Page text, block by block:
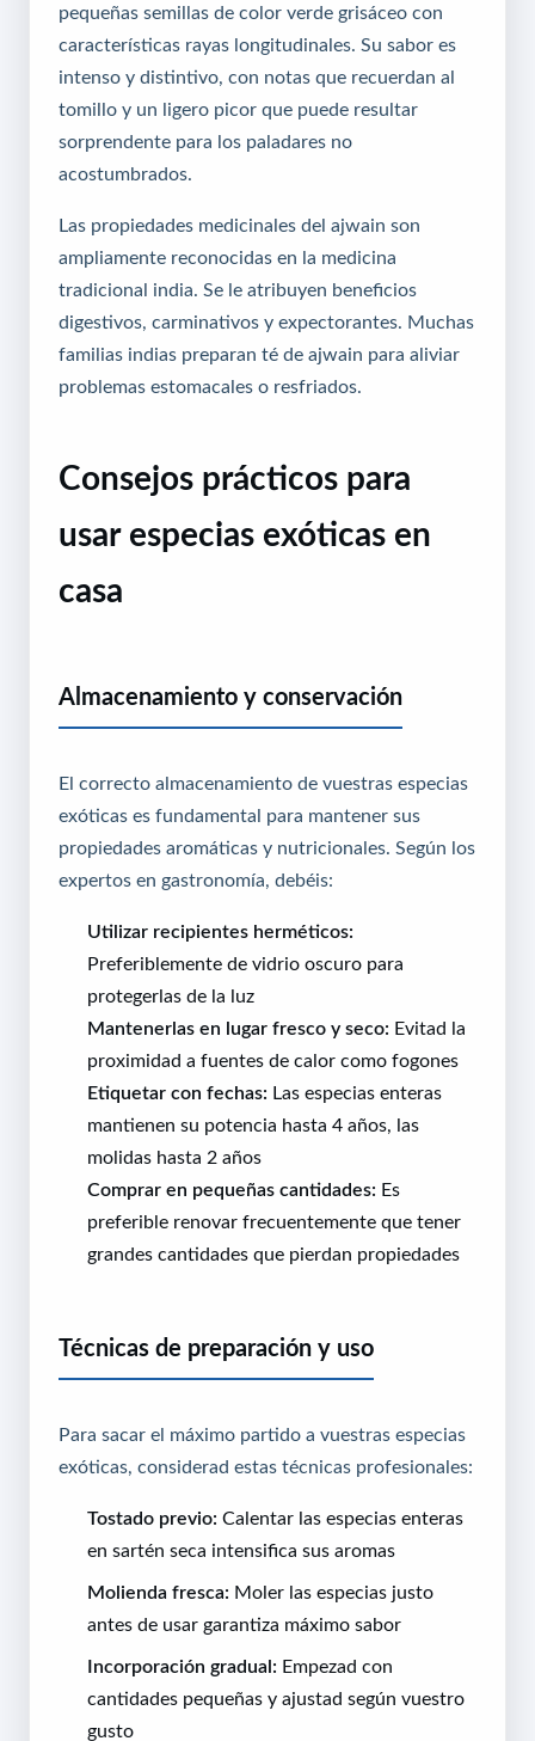
pequeñas semillas de color verde grisáceo con
características rayas longitudinales. Su sabor es
intenso y distintivo, con notas que recuerdan al
tomillo y un ligero picor que puede resultar
sorprendente para los paladares no
acostumbrados.
Las propiedades medicinales del ajwain son
ampliamente reconocidas en la medicina
tradicional india. Se le atribuyen beneficios
digestivos, carminativos y expectorantes. Muchas
familias indias preparan té de ajwain para aliviar
problemas estomacales o resfriados.
Consejos prácticos para
usar especias exóticas en
casa
Almacenamiento y conservación
El correcto almacenamiento de vuestras especias
exóticas es fundamental para mantener sus
propiedades aromáticas y nutricionales. Según los
expertos en gastronomía, debéis:
Utilizar recipientes herméticos:
Preferiblemente de vidrio oscuro para
protegerlas de la luz
Mantenerlas en lugar fresco y seco: Evitad la
proximidad a fuentes de calor como fogones
Etiquetar con fechas: Las especias enteras
mantienen su potencia hasta 4 años, las
molidas hasta 2 años
Comprar en pequeñas cantidades: Es
preferible renovar frecuentemente que tener
grandes cantidades que pierdan propiedades
Técnicas de preparación y uso
Para sacar el máximo partido a vuestras especias
exóticas, considerad estas técnicas profesionales:
Tostado previo: Calentar las especias enteras
en sartén seca intensifica sus aromas
Molienda fresca: Moler las especias justo
antes de usar garantiza máximo sabor
Incorporación gradual: Empezad con
cantidades pequeñas y ajustad según vuestro
gusto